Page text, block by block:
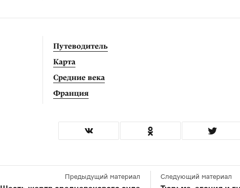
Путеводитель
Карта
Средние века
Франция
Предыдущий материал Следующий материал